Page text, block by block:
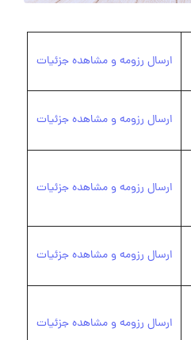
ارسال رزومه و مشاهده جزئیات
ارسال رزومه و مشاهده جزئیات
ارسال رزومه و مشاهده جزئیات
ارسال رزومه و مشاهده جزئیات
ارسال رزومه و مشاهده جزئیات